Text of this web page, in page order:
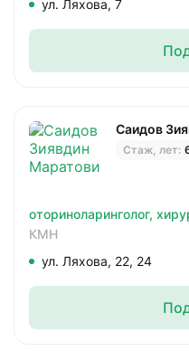
ул. Ляхова, 7
Саидов
Стаж, лет:
оториноларинголог,
КМН
ул. Ляхова, 22, 24